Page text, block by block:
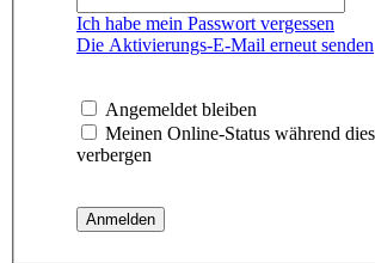
Ich habe mein Passwort vergessen
Die Aktivierungs-E-Mail erneut senden
Angemeldet bleiben
Meinen Online-Status während
verbergen